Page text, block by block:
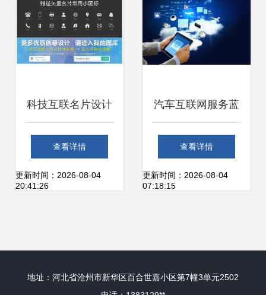
人互联网服务新机
遇
科技互联名片设计
打造专业个人形
象，赋能商业服务
查看详情
更新时间：2026-08-04
20:41:26
汽车互联网服务蓝
海下的盈利困境 为
何世界那么大，赚
查看详情
更新时间：2026-08-04
07:18:15
地址：河北省沧州市新华区百合世嘉小区第7幢3单元2502